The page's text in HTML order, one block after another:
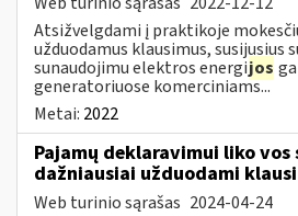
Atsižvelgdami į praktikoje
užduodamus klausimus, susijusius
sunaudojimu elektros energijos
generatoriuose komerciniams...
Metai: 2022
Pajamų deklaravimui liko vos
dažniausiai užduodami
Web turinio sąrašas 2024-04-24